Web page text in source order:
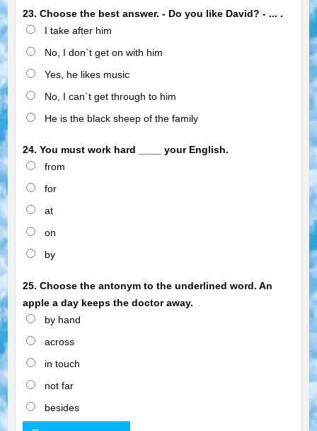
23. Choose the best answer. - Do you like David? - ... .
I take after him
No, I don`t get on with him
Yes, he likes music
No, I can`t get through to him
He is the black sheep of the family
24. You must work hard ____ your English.
from
for
at
on
by
25. Choose the antonym to the underlined word. An
apple a day keeps the doctor away.
by hand
across
in touch
not far
besides